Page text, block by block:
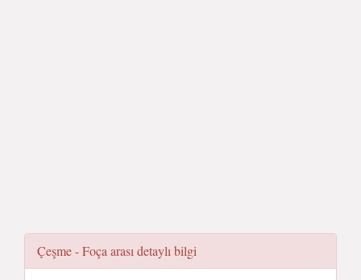
Çeşme - Foça arası detaylı bilgi